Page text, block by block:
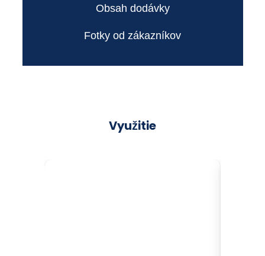
Obsah dodávky
Fotky od zákazníkov
Využitie